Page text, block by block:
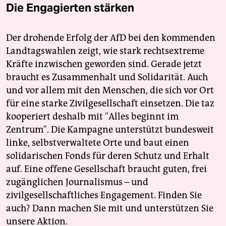
Die Engagierten stärken
Der drohende Erfolg der AfD bei den kommenden
Landtagswahlen zeigt, wie stark rechtsextreme
Kräfte inzwischen geworden sind. Gerade jetzt
braucht es Zusammenhalt und Solidarität. Auch
und vor allem mit den Menschen, die sich vor Ort
für eine starke Zivilgesellschaft einsetzen. Die taz
kooperiert deshalb mit "Alles beginnt im
Zentrum". Die Kampagne unterstützt bundesweit
linke, selbstverwaltete Orte und baut einen
solidarischen Fonds für deren Schutz und Erhalt
auf. Eine offene Gesellschaft braucht guten, frei
zugänglichen Journalismus – und
zivilgesellschaftliches Engagement. Finden Sie
auch? Dann machen Sie mit und unterstützen Sie
unsere Aktion.